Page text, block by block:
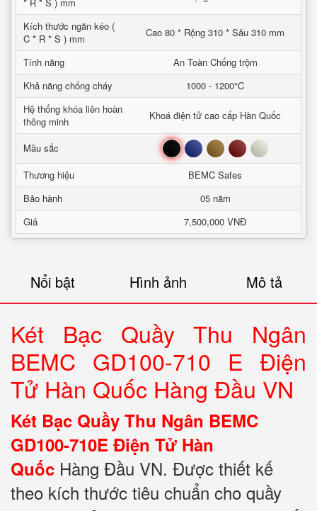
Kích thước ngăn kéo (
C * R * S ) mm
Cao 80 * Rộng 310 * Sâu 310 mm
Tính năng
An Toàn Chống trộm
Khả năng chống cháy
1000 - 1200°C
Hệ thống khóa liên hoàn
thông minh
Khoá điện tử cao cấp Hàn Quốc
Mầu sắc Đen Xanh Nâu Đỏ Trắng
Thương hiệu
BEMC Safes
Bảo hành
05 năm
Giá
7,500,000 VNĐ
Nổi bật Hình ảnh Mô tả
Két Bạc Quầy Thu Ngân
BEMC GD100-710 E Điện
Tử Hàn Quốc Hàng Đầu VN
Két Bạc Quầy Thu Ngân BEMC
GD100-710E Điện Tử Hàn
Quốc Hàng Đầu VN. Được thiết kế
theo kích thước tiêu chuẩn cho quầy